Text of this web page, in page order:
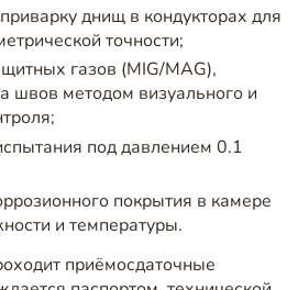
днищ в кондукторах для
точности;
газов (MIG/MAG),
швов методом визуального и
под давлением 0.1
покрытия в камере
и температуры.
приёмосдаточные